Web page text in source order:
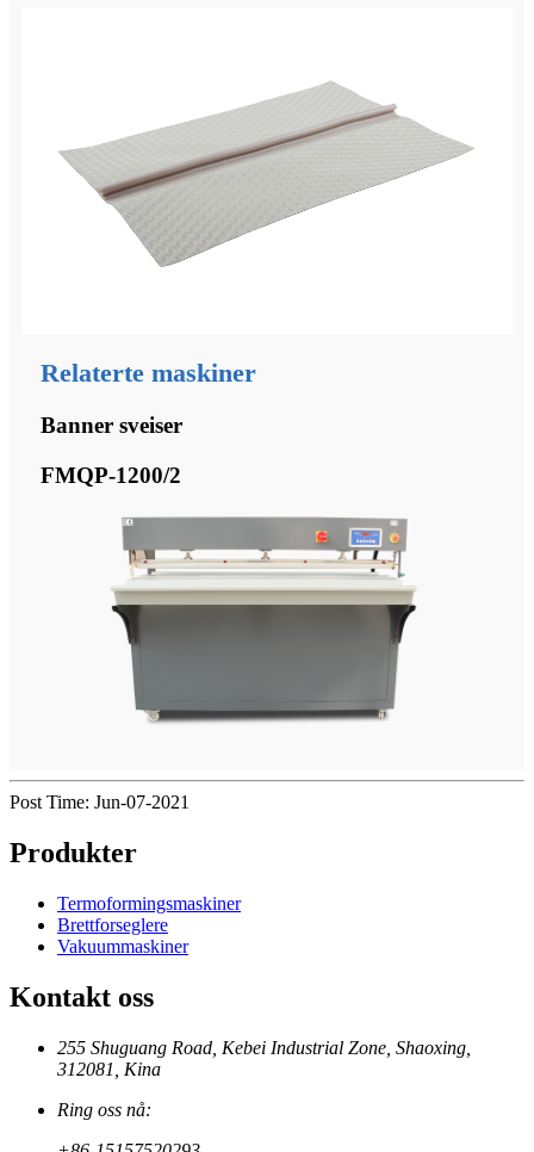
Relaterte maskiner
Banner sveiser
FMQP-1200/2
Post Time: Jun-07-2021
Produkter
Termoformingsmaskiner
Brettforseglere
Vakuummaskiner
Kontakt oss
255 Shuguang Road, Kebei Industrial Zone, Shaoxing,
312081, Kina
Ring oss nå: